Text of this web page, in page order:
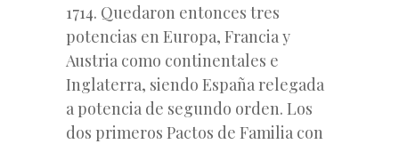
1714. Quedaron entonces tres
potencias en Europa, Francia y
Austria como continentales e
Inglaterra, siendo España relegada
a potencia de segundo orden. Los
dos primeros Pactos de Familia con